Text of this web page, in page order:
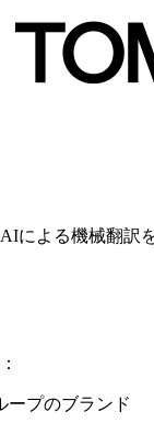
による機械翻訳
ープのブランド